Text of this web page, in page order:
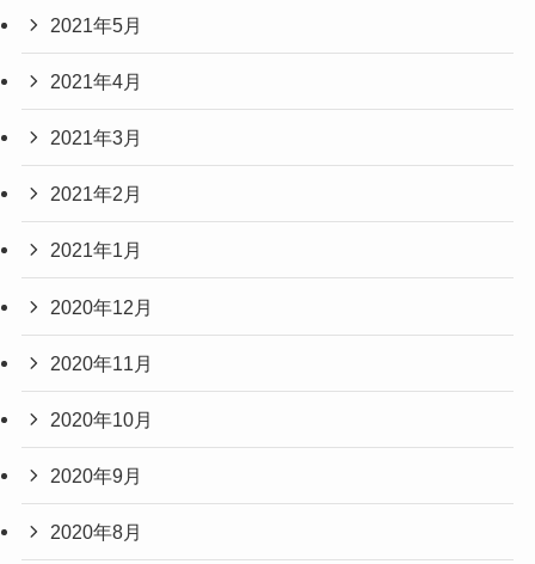
2021年5月
2021年4月
2021年3月
2021年2月
2021年1月
2020年12月
2020年11月
2020年10月
2020年9月
2020年8月